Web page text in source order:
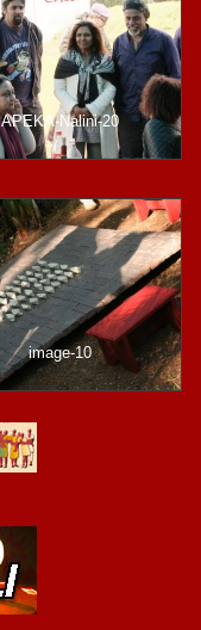
APEKA-Nalini-20
image-10